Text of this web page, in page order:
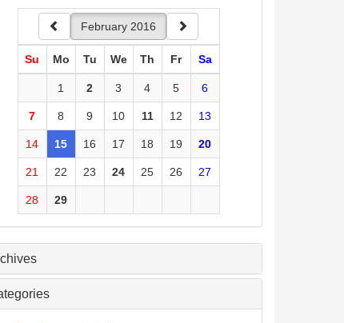
February 2016
Su Mo Tu We Th Fr Sa
1 2 3 4 5 6
7 8 9 10 11 12 13
14 15 16 17 18 19 20
21 22 23 24 25 26 27
28 29